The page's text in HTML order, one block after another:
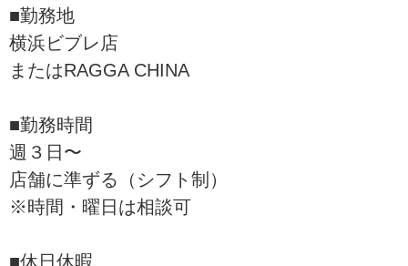
■勤務地
横浜ビブレ店
またはRAGGA CHINA
■勤務時間
週３日〜
店舗に準ずる（シフト制）
※時間・曜日は相談可
■休日休暇